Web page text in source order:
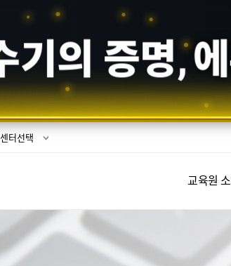
기의 증명,
센터선택
교육원